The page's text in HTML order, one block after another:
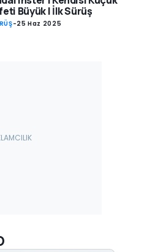
Büyük | İlk Sürüş
-25 Haz 2025